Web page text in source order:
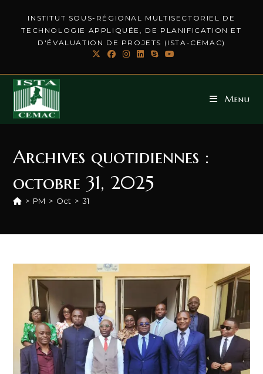
INSTITUT SOUS-RÉGIONAL MULTISECTORIEL DE
TECHNOLOGIE APPLIQUÉE, DE PLANIFICATION ET
D'ÉVALUATION DE PROJETS (ISTA-CEMAC)
Menu
Archives quotidiennes :
octobre 31, 2025
> PM > Oct > 31